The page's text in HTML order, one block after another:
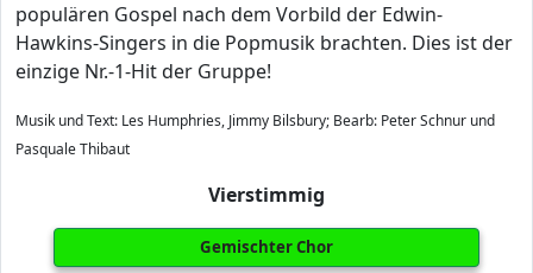
populären Gospel nach dem Vorbild der Edwin-
Hawkins-Singers in die Popmusik brachten. Dies ist der
einzige Nr.-1-Hit der Gruppe!
Musik und Text: Les Humphries, Jimmy Bilsbury; Bearb: Peter Schnur und
Pasquale Thibaut
Vierstimmig
Gemischter Chor